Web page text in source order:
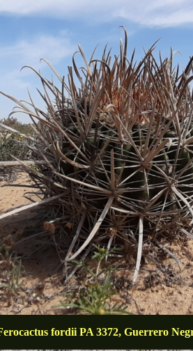
fordii PA 3372, Guerrero